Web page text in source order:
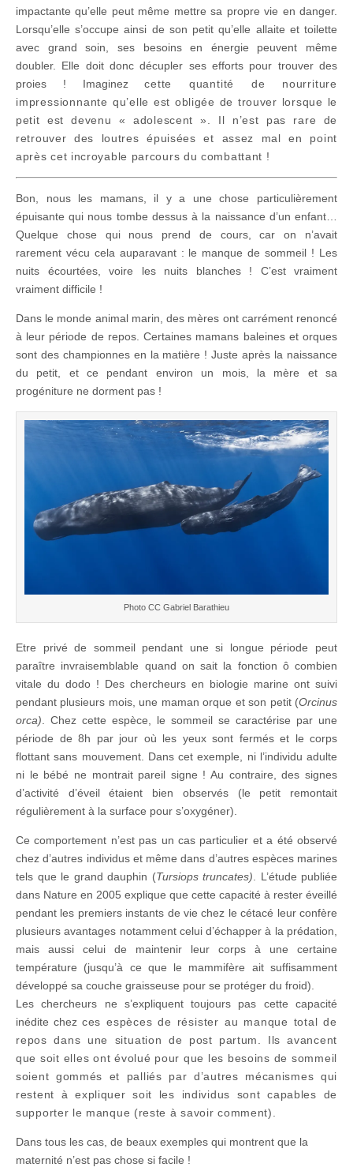
impactante qu’elle peut même mettre sa propre vie en danger.
Lorsqu’elle s’occupe ainsi de son petit qu’elle allaite et toilette
avec grand soin, ses besoins en énergie peuvent même
doubler. Elle doit donc décupler ses efforts pour trouver des
proies ! Imaginezcette quantité de nourriture
impressionnantequ’elle est obligée de trouver lorsque le
petit est devenu « adolescent ». Il n’est pas rare de
retrouver des loutres épuisées et assez mal en point
après cet incroyable parcours du combattant !
Bon, nous les mamans, il y a une chose particulièrement
épuisante qui nous tombe dessus à la naissance d’un enfant…
Quelque chose qui nous prend de cours, car on n’avait
rarement vécu cela auparavant : le manque de sommeil ! Les
nuits écourtées, voire les nuits blanches ! C’est vraiment
vraiment difficile !
Dans le monde animal marin, des mères ont carrément renoncé
à leur période de repos. Certaines mamans baleines et orques
sont des championnes en la matière ! Juste après la naissance
du petit, et ce pendant environ un mois, la mère et sa
progéniture ne dorment pas !
Photo CC Gabriel Barathieu
Etre privé de sommeil pendant une si longue période peut
paraître invraisemblable quand on sait la fonction ô combien
vitale du dodo ! Des chercheurs en biologie marine ont suivi
pendant plusieurs mois, une maman orque et son petit (Orcinus
orca) . Chez cette espèce, le sommeil se caractérise par une
période de 8h par jour où les yeux sont fermés et le corps
flottant sans mouvement. Dans cet exemple, ni l’individu adulte
ni le bébé ne montrait pareil signe ! Au contraire, des signes
d’activité d’éveil étaient bien observés (le petit remontait
régulièrement à la surface pour s’oxygéner).
Ce comportement n’est pas un cas particulier et a été observé
chez d’autres individus et même dans d’autres espèces marines
tels que le grand dauphin (Tursiops truncates) . L’étude publiée
dans Nature en 2005 explique que cette capacité à rester éveillé
pendant les premiers instants de vie chez le cétacé leur confère
plusieurs avantages notamment celui d’échapper à la prédation,
mais aussi celui de maintenir leur corps à une certaine
température (jusqu’à ce que le mammifère ait suffisamment
développé sa couche graisseuse pour se protéger du froid).
Les chercheurs ne s’expliquent toujours pas cette capacité
inédite chez ces espèces de résister au manque total de
repos dans une situation de
post partum. Ils avancent
que soit elles ont évolué pour que les besoins de sommeil
soient gommés et palliés par d’autres mécanismes qui
restent à expliquer soit les individus sont capables de
supporter le manque (reste à savoir comment).
Dans tous les cas, de beaux exemples qui montrent que la
maternité n’est pas chose si facile !